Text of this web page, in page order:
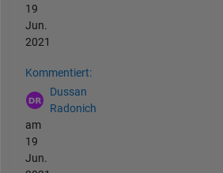
19
Jun.
2021
Kommentiert:
Dussan
Radonich
am
19
Jun.